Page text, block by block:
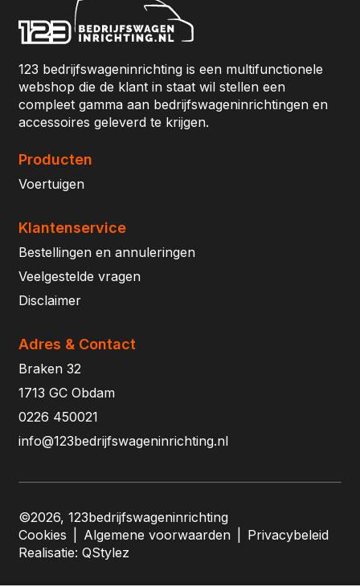
123 bedrijfswageninrichting is een multifunctionele
webshop die de klant in staat wil stellen een
compleet gamma aan bedrijfswageninrichtingen en
accessoires geleverd te krijgen.
Producten
Voertuigen
Klantenservice
Bestellingen en annuleringen
Veelgestelde vragen
Disclaimer
Adres & Contact
Braken 32
1713 GC Obdam
0226 450021
info@123bedrijfswageninrichting.nl
©2026, 123bedrijfswageninrichting
Cookies
Algemene voorwaarden
Privacybeleid
Realisatie: QStylez